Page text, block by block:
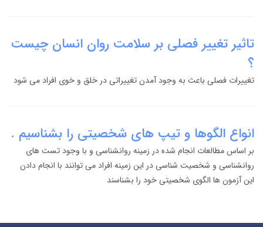
تاثیر تغییر فصلی بر سلامت روان انسان چیست
؟
تغییرات فصلی باعث به وجود آمدن تغییراتی در خلق و خوی افراد می شود
انواع الگوها و تیپ های شخصیتی را بشناسیم .
بر اساس مطالعات انجام شده در زمینه روانشناسی و با وجود تست های
روانشناسی و شخصیت شناسی در این زمینه افراد می توانند با انجام دادن
این آزمون ها الگوی شخصیتی خود را بشناسند